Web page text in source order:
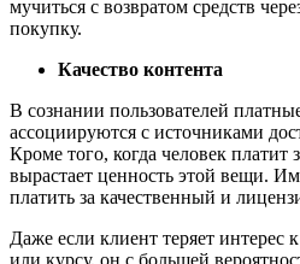
мучиться с возвратом средств
покупку.
Качество контента
В сознании пользователей
ассоциируются с источниками
Кроме того, когда человек платит
вырастает ценность этой вещи.
платить за качественный и
Даже если клиент теряет